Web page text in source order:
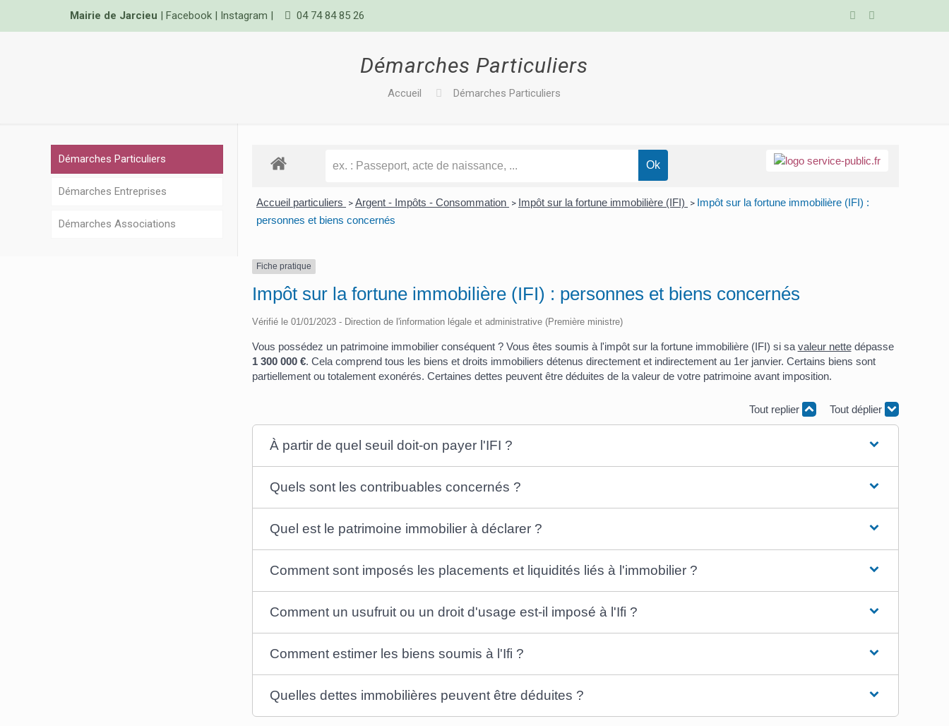
Mairie de Jarcieu | Facebook| Instagram | 04 74 84 85 26
Démarches Particuliers
Accueil Démarches Particuliers
Accueil particuliers > Argent - Impôts - Consommation > Impôt sur la fortune immobilière (IFI) > Impôt sur la fortune immobilière (IFI) :
personnes et biens concernés
Fiche pratique
Impôt sur la fortune immobilière (IFI) : personnes et biens concernés
Vérifié le 01/01/2023 - Direction de l'information légale et administrative (Première ministre)
Vous possédez un patrimoine immobilier conséquent ? Vous êtes soumis à l'impôt sur la fortune immobilière (IFI) si sa valeur nettedépasse
1 300 000 €. Cela comprend tous les biens et droits immobiliers détenus directement et indirectement au 1erjanvier. Certains biens sont
partiellement ou totalement exonérés. Certaines dettes peuvent être déduites de la valeur de votre patrimoine avant imposition.
Tout replier Tout déplier
À partir de quel seuil doit-on payer l'IFI ?
Quels sont les contribuables concernés ?
Quel est le patrimoine immobilier à déclarer ?
Comment sont imposés les placements et liquidités liés à l'immobilier ?
Comment un usufruit ou un droit d'usage est-il imposé à l'Ifi ?
Comment estimer les biens soumis à l'Ifi ?
Quelles dettes immobilières peuvent être déduites ?
Démarches Particuliers
Démarches Entreprises
Démarches Associations